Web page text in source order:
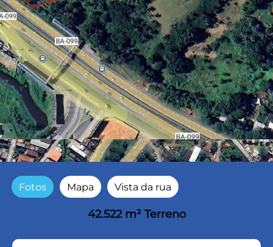
Fotos Mapa Vista da rua
42.522 m² Terreno